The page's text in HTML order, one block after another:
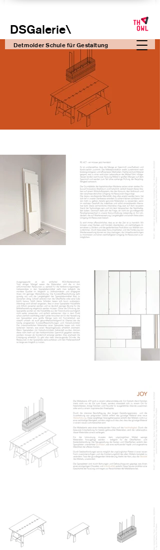
\
DSGalerie
Detmolder Schule für Gestaltung